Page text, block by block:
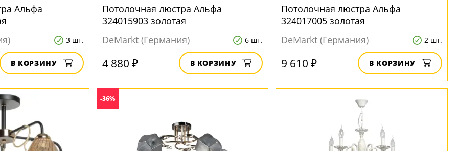
Альфа
3 шт.
В КОРЗИНУ
Потолочная люстра Альфа
324015903 золотая
DeMarkt (Германия)
6 шт.
4 880 ₽ В КОРЗИНУ
Потолочная люстра Альфа
324017005 золотая
DeMarkt (Германия)
2 шт.
9 610 ₽ В КОРЗИНУ
-36%